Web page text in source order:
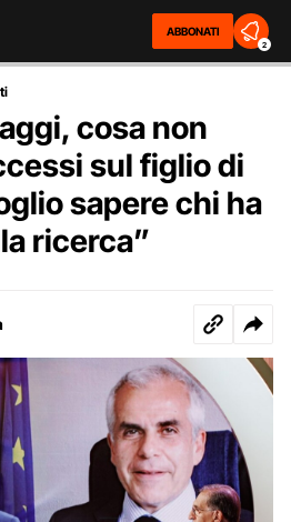
ABBONATI
2
cosa non
sul figlio di
sapere chi ha
ricerca”